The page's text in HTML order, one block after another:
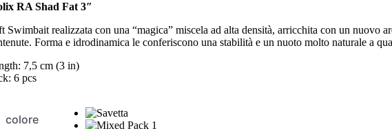
RA Shad Fat 3″
Swimbait realizzata con una “magica” miscela ad alta densità, arricchita con un nuovo
Forma e idrodinamica le conferiscono una stabilità e un nuoto molto naturale a
7,5 cm (3 in)
6 pcs
colore